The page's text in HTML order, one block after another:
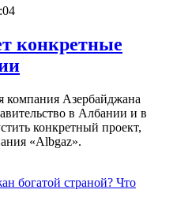
конкретные
компания Азербайджана
в Албании и в
конкретный проект,
«Albgaz».